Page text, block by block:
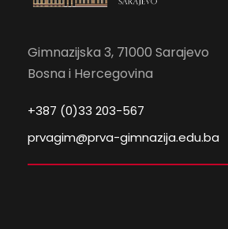
Gimnazijska 3, 71000 Sarajevo
Bosna i Hercegovina
+387 (0)33 203-567
prvagim@prva-gimnazija.edu.ba